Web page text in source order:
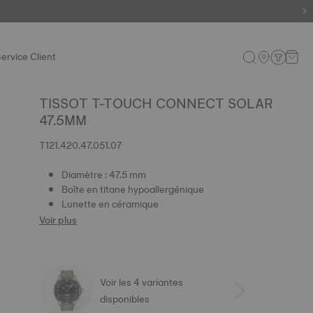
Client
TISSOT T-TOUCH CONNECT SOLAR
47.5MM
T121.420.47.051.07
Diamètre : 47.5 mm
Boîte en titane hypoallergénique
Lunette en céramique
Voir plus
Voir les 4 variantes
disponibles